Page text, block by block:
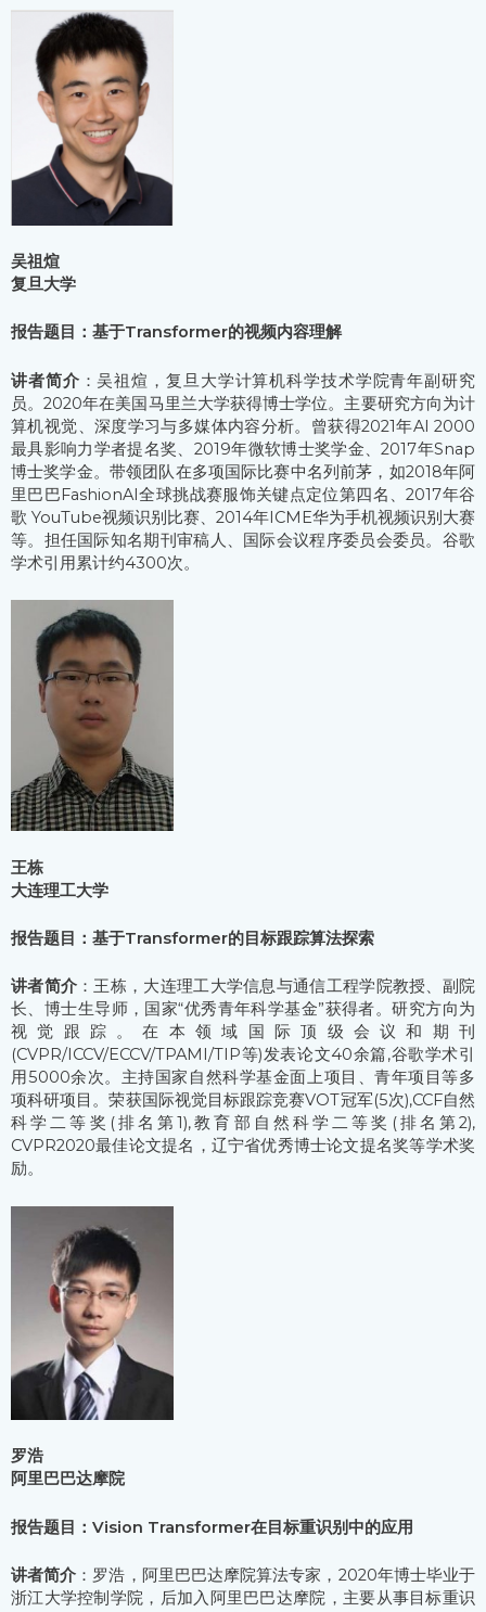
吴祖煊
复旦大学
报告题目：基于Transformer的视频内容理解
讲者简介 ：吴祖煊，复旦大学计算机科学技术学院青年副研究
员。2020年在美国马里兰大学获得博士学位。主要研究方向为计
算机视觉、深度学习与多媒体内容分析。曾获得2021年AI 2000
最具影响力学者提名奖、2019年微软博士奖学金、2017年Snap
博士奖学金。带领团队在多项国际比赛中名列前茅，如2018年阿
里巴巴FashionAI全球挑战赛服饰关键点定位第四名、2017年谷
歌 YouTube视频识别比赛、2014年ICME华为手机视频识别大赛
等。担任国际知名期刊审稿人、国际会议程序委员会委员。谷歌
学术引用累计约4300次。
王栋
大连理工大学
报告题目：基于Transformer的目标跟踪算法探索
讲者简介 ：王栋，大连理工大学信息与通信工程学院教授、副院
长、博士生导师，国家“优秀青年科学基金”获得者。研究方向为
视觉跟踪。在本领域国际顶级会议和期刊
(CVPR/ICCV/ECCV/TPAMI/TIP等)发表论文40余篇,谷歌学术引
用5000余次。主持国家自然科学基金面上项目、青年项目等多
项科研项目。荣获国际视觉目标跟踪竞赛VOT冠军(5次),CCF自然
科学二等奖(排名第1),教育部自然科学二等奖(排名第2),
CVPR2020最佳论文提名，辽宁省优秀博士论文提名奖等学术奖
励。
罗浩
阿里巴巴达摩院
报告题目：Vision Transformer在目标重识别中的应用
讲者简介 ：罗浩，阿里巴巴达摩院算法专家，2020年博士毕业于
浙江大学控制学院，后加入阿里巴巴达摩院，主要从事目标重识